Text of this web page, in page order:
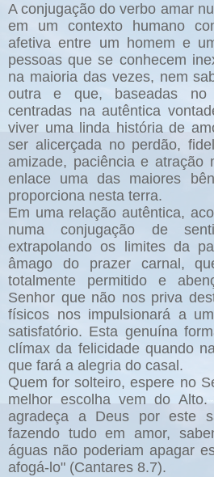
A conjugação do verbo amar
em um contexto humano
afetiva entre um homem e
pessoas que se conhecem
na maioria das vezes, nem
outra e que, baseadas no
centradas na autêntica
viver uma linda história de
ser alicerçada no perdão,
amizade, paciência e atração
enlace uma das maiores
proporciona nesta terra.
Em uma relação autêntica,
numa conjugação de
extrapolando os limites da
âmago do prazer carnal,
totalmente permitido e
Senhor que não nos priva
físicos nos impulsionará a
satisfatório. Esta genuína
clímax da felicidade quando
que fará a alegria do casal.
Quem for solteiro, espere no
melhor escolha vem do
agradeça a Deus por este
fazendo tudo em amor,
águas não poderiam apagar
afogá-lo" (Cantares 8.7).